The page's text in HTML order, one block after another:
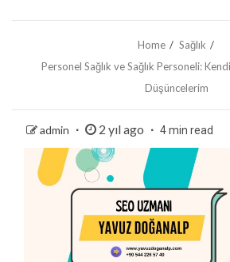
Home
Sağlık
Personel Sağlık ve Sağlık Personeli:
Düşüncelerim
admin 2 yıl ago 4 min read